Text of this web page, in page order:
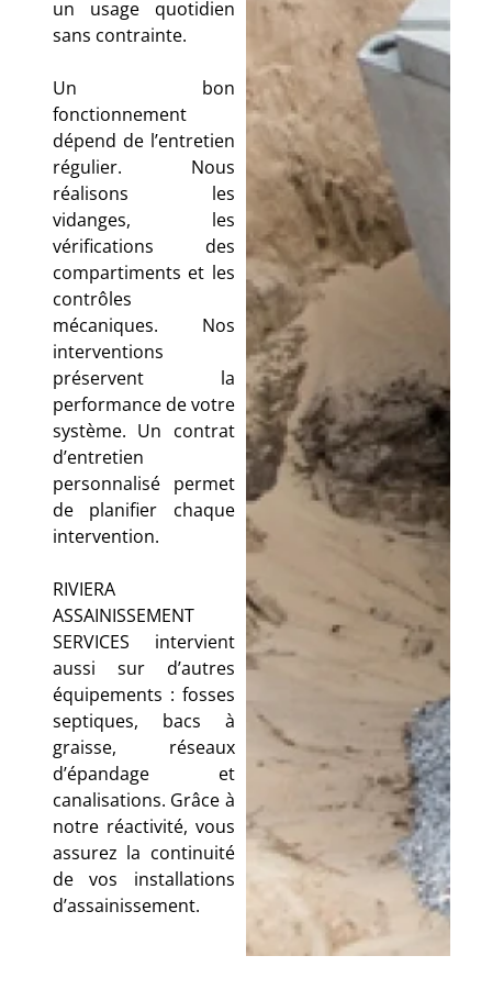
un usage quotidien
sans contrainte.
Un bon
fonctionnement
dépend de l’entretien
régulier. Nous
réalisons les
vidanges, les
vérifications des
compartiments et les
contrôles
mécaniques. Nos
interventions
préservent la
performance de votre
système. Un contrat
d’entretien
personnalisé permet
de planifier chaque
intervention.
RIVIERA
ASSAINISSEMENT
SERVICES intervient
aussi sur d’autres
équipements : fosses
septiques, bacs à
graisse, réseaux
d’épandage et
canalisations. Grâce à
notre réactivité, vous
assurez la continuité
de vos installations
d’assainissement.